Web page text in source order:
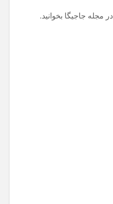
در مجله جاجیگا بخوانید.